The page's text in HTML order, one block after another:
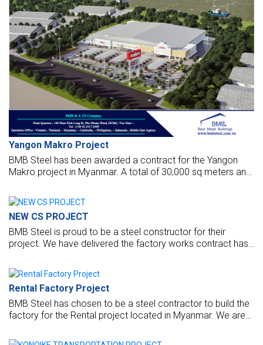
Yangon Makro Project
BMB Steel has been awarded a contract for the Yangon
Makro project in Myanmar. A total of 30,000 sq meters and
NEW CS PROJECT
BMB Steel is proud to be a steel constructor for their
project. We have delivered the factory works contract has
Better Food Co. Ltd. The factory opened to put it into
operation now.
Rental Factory Project
BMB Steel has chosen to be a steel contractor to build the
factory for the Rental project located in Myanmar. We are
highest standards.